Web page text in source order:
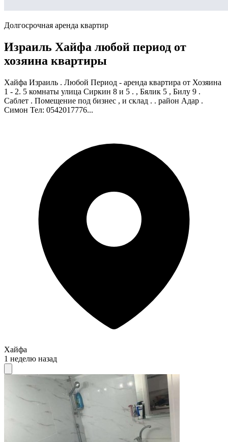
Долгосрочная аренда квартир
Израиль Хайфа любой период от
хозяина квартиры
Хайфа Израиль . Любой Период - аренда квартира от Хозяина
1 - 2. 5 комнаты улица Сиркин 8 и 5 . , Бялик 5 , Билу 9 .
Саблет . Помещение под бизнес , и склад . . район Адар .
Симон Тел: 0542017776...
Хайфа
1 неделю назад